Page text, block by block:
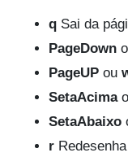
q Sai da
PageDown
PageUP ou
SetaAcima
SetaAbaixo
r